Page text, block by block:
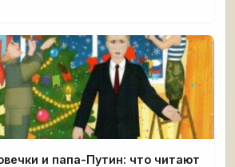
и папа-Путин: что читают